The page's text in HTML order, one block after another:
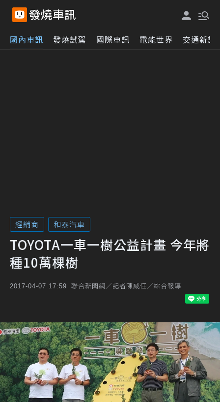
國內車訊 發燒試駕 國際車訊 電能世界 交通新訊
經銷商 和泰汽車
TOYOTA一車一樹公益計畫 今年將
種10萬棵樹
2017-04-07 17:59 聯合新聞網／記者陳威任／綜合報導